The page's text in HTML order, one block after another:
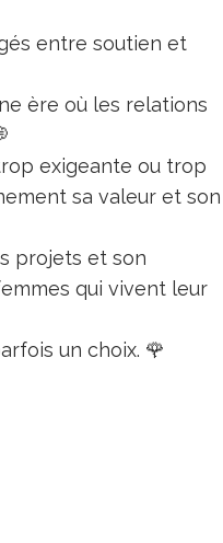
entre soutien et
ère où les relations
exigeante ou trop
sa valeur et son
projets et son
qui vivent leur
un choix. 🌹